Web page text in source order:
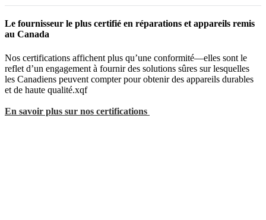
Le fournisseur le plus certifié en réparations et appareils remis
au Canada
Nos certifications affichent plus qu’une conformité—elles sont le
reflet d’un engagement à fournir des solutions sûres sur lesquelles
les Canadiens peuvent compter pour obtenir des appareils durables
et de haute qualité.xqf
En savoir plus sur nos certifications